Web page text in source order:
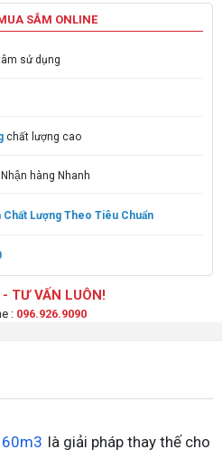
SẮM ONLINE
sử dụng
chất lượng cao
Nhận hàng Nhanh
Chất Lượng Theo Tiêu Chuẩn
- TƯ VẤN LUÔN!
: 096.926.9090
60m3 là giải pháp thay thế cho